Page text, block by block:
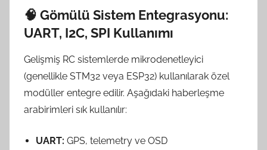
🧠 Gömülü Sistem Entegrasyonu:
UART, I2C, SPI Kullanımı
Gelişmiş RC sistemlerde mikrodenetleyici
(genellikle STM32 veya ESP32) kullanılarak özel
modüller entegre edilir. Aşağıdaki haberleşme
arabirimleri sık kullanılır:
UART: GPS, telemetry ve OSD